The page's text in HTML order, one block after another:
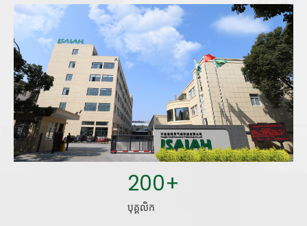
200+
បុគ្គលិក